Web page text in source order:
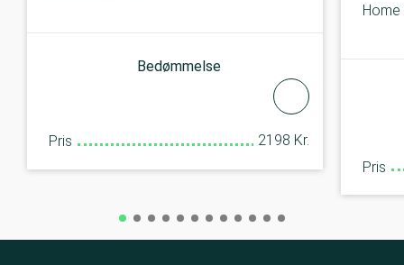
Bedømmelse
Pris 2198 Kr.
Pris